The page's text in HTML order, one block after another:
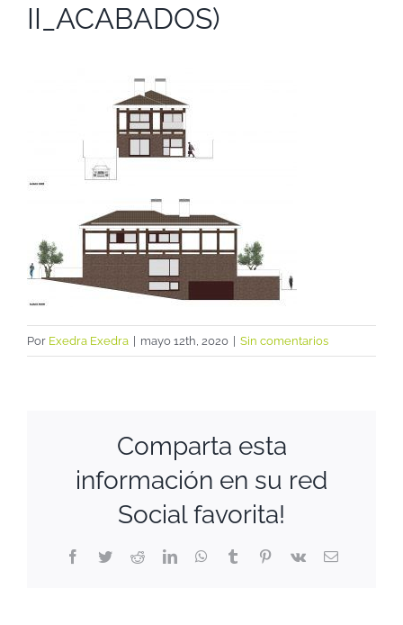
II_ACABADOS)
Por Exedra Exedra mayo 12th, 2020 Sin comentarios
Comparta esta
información en su red
Social favorita!
Facebook
TwitterRedditLinkedInWhatsApp
TumblrPinterest
Vk
Correo